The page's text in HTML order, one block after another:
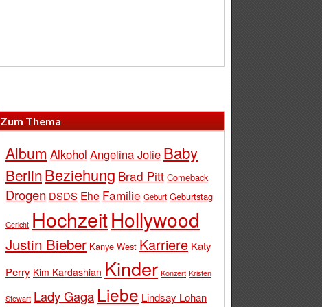
Zum Thema
Album Alkohol Angelina Jolie Baby
Berlin Beziehung Brad Pitt Comeback
Drogen DSDS Ehe Familie Geburt Geburtstag
Gericht HochzeitHollywood
Justin Bieber Kanye West Karriere Katy
Perry Kim Kardashian Kinder Konzert Kristen
Stewart Lady Gaga Liebe Lindsay Lohan